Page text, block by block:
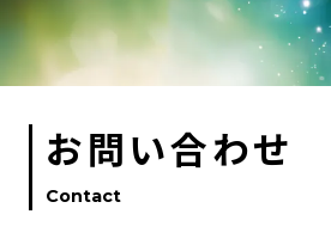
content
お問い合わせ
Contact